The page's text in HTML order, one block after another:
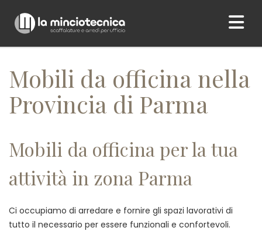
Home/ Mobili da officina nella Provincia di Parma
Mobili da officina nella
Provincia di Parma
Mobili da officina per la tua
attività in zona Parma
Ci occupiamo di arredare e fornire gli spazi lavorativi di
tutto il necessario per essere funzionali e confortevoli.